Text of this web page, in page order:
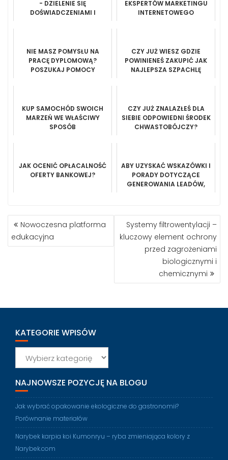
- DZIELENIE SIĘ
DOŚWIADCZENIAMI I
EKSPERTÓW MARKETINGU
INTERNETOWEGO
NIE MASZ POMYSŁU NA
PRACĘ DYPLOMOWĄ?
POSZUKAJ POMOCY
CZY JUŻ WIESZ GDZIE
POWINIENEŚ ZAKUPIĆ JAK
NAJLEPSZA SZPACHLĘ
KUP SAMOCHÓD SWOICH
MARZEŃ WE WŁAŚCIWY
SPOSÓB
CZY JUŻ ZNALAZŁEŚ DLA
SIEBIE ODPOWIEDNI ŚRODEK
CHWASTOBÓJCZY?
JAK OCENIĆ OPŁACALNOŚĆ
OFERTY BANKOWEJ?
ABY UZYSKAĆ WSKAZÓWKI I
PORADY DOTYCZĄCE
GENEROWANIA LEADÓW,
NAWIGACJA
WPISU
Nowoczesna platforma
edukacyjna
Systemy filtrowentylacji –
kluczowy element ochrony
przed zagrożeniami
biologicznymi i
chemicznymi
KATEGORIE WPISÓW
wpisów
NAJNOWSZE POZYCJĘ NA BLOGU
Jak wybrać opakowanie ekologiczne do gastronomii?
Porównanie materiałów
Narybek karpia koi Kumonryu – ryba zmieniająca kolory z
Narybek.com